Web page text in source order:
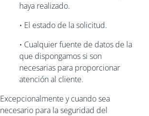
haya realizado.
• El estado de la solicitud.
• Cualquier fuente de datos de la
que dispongamos si son
necesarias para proporcionar
atención al cliente.
Excepcionalmente y cuando sea
necesario para la seguridad del